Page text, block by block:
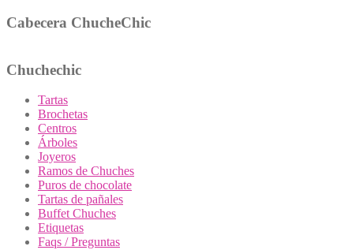
Cabecera ChucheChic
Chuchechic
Tartas
Brochetas
Centros
Árboles
Joyeros
Ramos de Chuches
Puros de chocolate
Tartas de pañales
Buffet Chuches
Etiquetas
Faqs / Preguntas